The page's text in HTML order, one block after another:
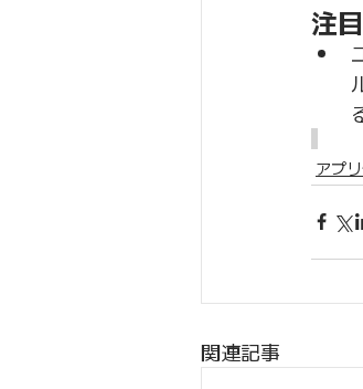
注
アプ
関連記事